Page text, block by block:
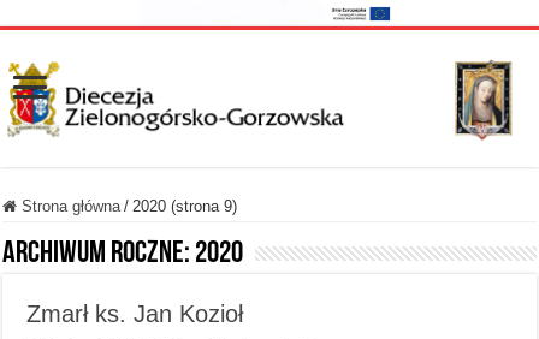
Strona główna / 2020 (strona 9)
Archiwum roczne: 2020
Zmarł ks. Jan Kozioł